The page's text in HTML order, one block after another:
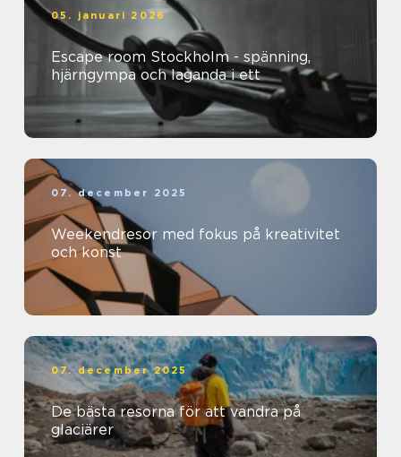
05. januari 2026
Escape room Stockholm - spänning,
hjärngympa och laganda i ett
07. december 2025
Weekendresor med fokus på kreativitet
och konst
07. december 2025
De bästa resorna för att vandra på
glaciärer